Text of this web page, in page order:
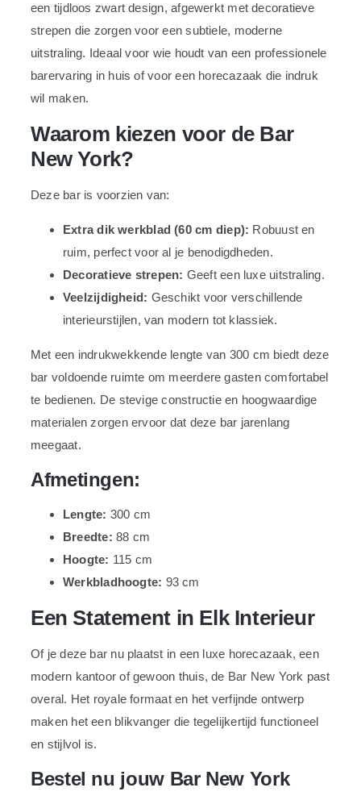
een tijdloos zwart design, afgewerkt met decoratieve
strepen die zorgen voor een subtiele, moderne
uitstraling. Ideaal voor wie houdt van een professionele
barervaring in huis of voor een horecazaak die indruk
wil maken.
Waarom kiezen voor de Bar
New York?
Deze bar is voorzien van:
Extra dik werkblad (60 cm diep): Robuust en
ruim, perfect voor al je benodigdheden.
Decoratieve strepen: Geeft een luxe uitstraling.
Veelzijdigheid: Geschikt voor verschillende
interieurstijlen, van modern tot klassiek.
Met een indrukwekkende lengte van 300 cm biedt deze
bar voldoende ruimte om meerdere gasten comfortabel
te bedienen. De stevige constructie en hoogwaardige
materialen zorgen ervoor dat deze bar jarenlang
meegaat.
Afmetingen:
Lengte: 300 cm
Breedte: 88 cm
Hoogte: 115 cm
Werkbladhoogte: 93 cm
Een Statement in Elk Interieur
Of je deze bar nu plaatst in een luxe horecazaak, een
modern kantoor of gewoon thuis, de Bar New York past
overal. Het royale formaat en het verfijnde ontwerp
maken het een blikvanger die tegelijkertijd functioneel
en stijlvol is.
Bestel nu jouw Bar New York